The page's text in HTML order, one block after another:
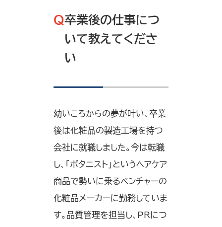
Q卒業後の仕事につ
いて教えてくださ
い
幼いころからの夢が叶い、卒業
後は化粧品の製造工場を持つ
会社に就職しました。今は転職
し、「ボタニスト」というヘアケア
商品で勢いに乗るベンチャーの
化粧品メーカーに勤務していま
す。品質管理を担当し、PRにつ